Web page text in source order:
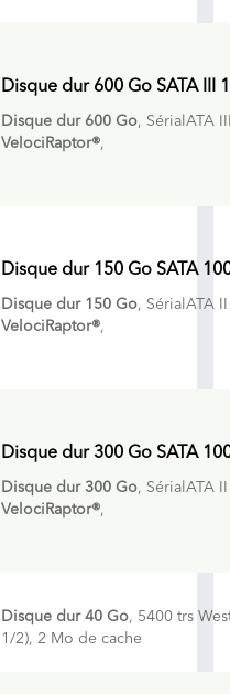
Disque dur 600 Go SATA III
Disque dur 600 Go, SérialATA
VelociRaptor®,
Disque dur 150 Go SATA
Disque dur 150 Go, SérialATA
VelociRaptor®,
Disque dur 300 Go SATA
Disque dur 300 Go, SérialATA
VelociRaptor®,
Disque dur 40 Go, 5400 trs
1/2), 2 Mo de cache